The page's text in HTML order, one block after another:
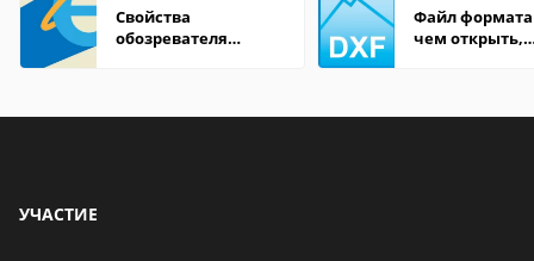
Свойства
обозревателя
Файл формата
чем открыть,
УЧАСТИЕ